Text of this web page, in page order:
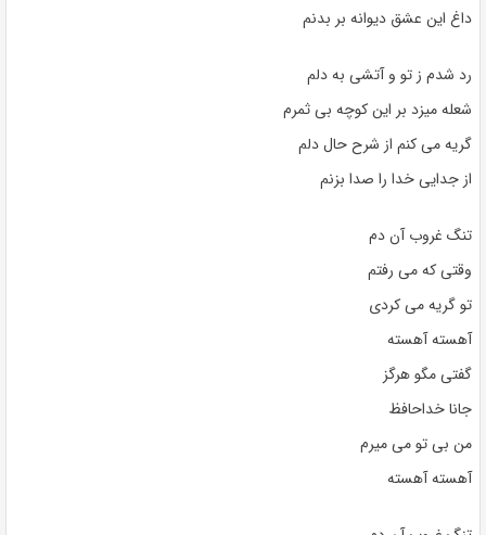
داغ این عشق دیوانه بر بدنم
رد شدم ز تو و آتشی به دلم
شعله میزد بر این کوچه بی ثمرم
گریه می کنم از شرح حال دلم
از جدایی خدا را صدا بزنم
تنگ غروب آن دم
وقتی که می رفتم
تو گریه می کردی
آهسته آهسته
گفتی مگو هرگز
جانا خداحافظ
من بی تو می میرم
آهسته آهسته